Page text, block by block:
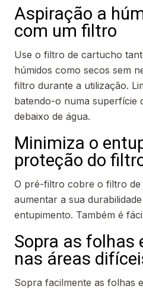
Aspiração a
com um filtro
Use o filtro de cartucho
húmidos como secos sem
filtro durante a utilização.
batendo-o numa superfície
debaixo de água.
Minimiza o
proteção do
O pré-filtro cobre o filtro
aumentar a sua
entupimento. Também é
Sopra as folhas
nas áreas
Sopra facilmente as folhas